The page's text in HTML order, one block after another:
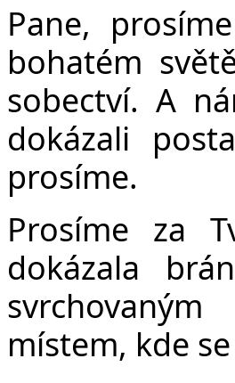
Pane,
bohatém
sobectví. A
dokázali
prosíme.
Prosíme za
dokázala
místem, kde